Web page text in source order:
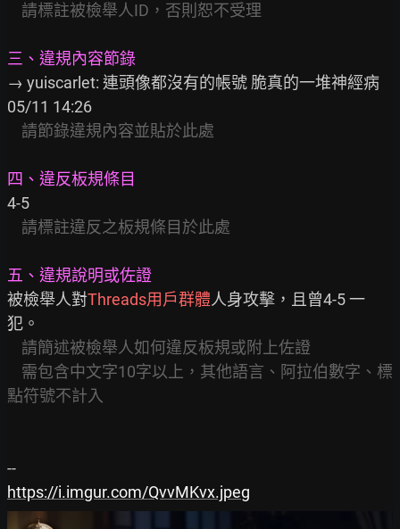
請標註被檢舉人ID，否則恕不受理
三、違規內容節錄
→ yuiscarlet: 連頭像都沒有的帳號 脆真的一堆神經病
05/11 14:26
請節錄違規內容並貼於此處
四、違反板規條目
4-5
請標註違反之板規條目於此處
五、違規說明或佐證
被檢舉人對Threads用戶群體人身攻擊，且曾4-5 一
犯。
請簡述被檢舉人如何違反板規或附上佐證
需包含中文字10字以上，其他語言、阿拉伯數字、標
點符號不計入
https://i.imgur.com/QvvMKvx.jpeg